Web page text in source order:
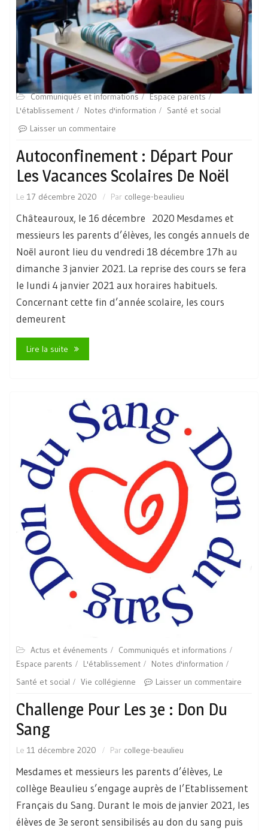
Communiqués et informations
Espace parents
L'établissement
Notes d'information
Santé et social
Laisser un commentaire
Autoconfinement : Départ Pour
Les Vacances Scolaires De Noël
Le 17 décembre 2020 Par college-beaulieu
Châteauroux, le 16 décembre 2020 Mesdames et
messieurs les parents d’élèves, les congés annuels de
Noël auront lieu du vendredi 18 décembre 17h au
dimanche 3 janvier 2021. La reprise des cours se fera
le lundi 4 janvier 2021 aux horaires habituels.
Concernant cette fin d’année scolaire, les cours
demeurent
Lire la suite
Actus et événements
Communiqués et informations
Espace parents
L'établissement
Notes d'information
Santé et social
Vie collégienne Laisser un commentaire
Challenge Pour Les 3e : Don Du
Sang
Le 11 décembre 2020 Par college-beaulieu
Mesdames et messieurs les parents d’élèves, Le
collège Beaulieu s’engage auprès de l’Etablissement
Français du Sang. Durant le mois de janvier 2021, les
élèves de 3e seront sensibilisés au don du sang puis